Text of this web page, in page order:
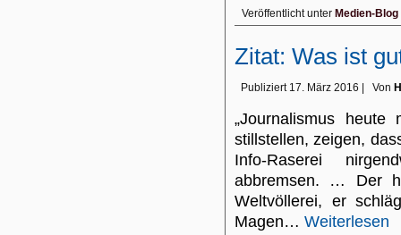
Veröffentlicht unter Medien-Blog
Zitat: Was ist
Publiziert 17. März 2016 Von
„Journalismus
stillstellen, zeigen,
Info-Raserei
abbremsen. … Der
Weltvöllerei, er
Magen… Weiterlesen